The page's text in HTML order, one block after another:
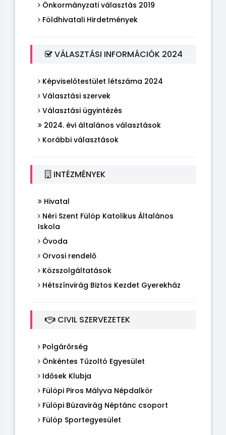
Önkormányzati választás 2019
Földhivatali Hirdetmények
VÁLASZTÁSI INFORMÁCIÓK 2024
Képviselőtestület létszáma 2024
Választási szervek
Választási ügyintézés
2024. évi általános választások
Korábbi választások
INTÉZMÉNYEK
Hivatal
Néri Szent Fülöp Katolikus Általános
Iskola
Óvoda
Orvosi rendelő
Közszolgáltatások
Hétszínvirág Biztos Kezdet Gyerekház
CIVIL SZERVEZETEK
Polgárőrség
Önkéntes Tűzoltó Egyesület
Idősek Klubja
Fülöpi Piros Mályva Népdalkör
Fülöpi Búzavirág Néptánc csoport
Fülöp Sportegyesület